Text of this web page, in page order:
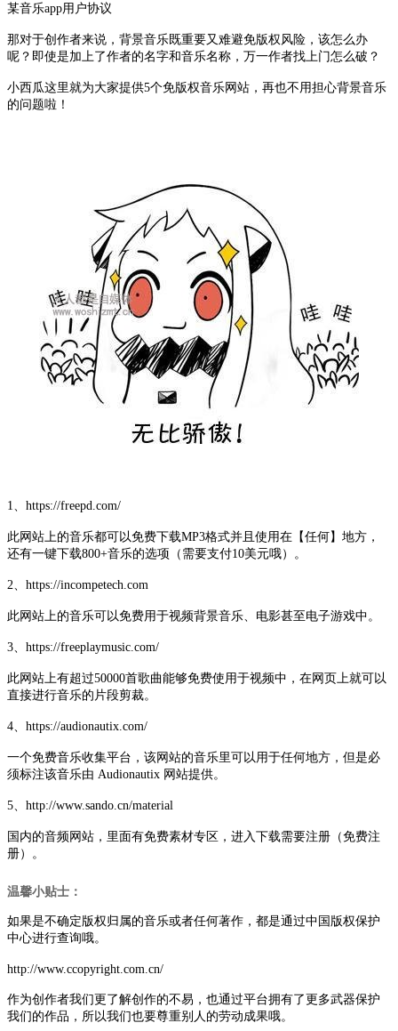
某音乐app用户协议
那对于创作者来说，背景音乐既重要又难避免版权风险，该怎么办
呢？即使是加上了作者的名字和音乐名称，万一作者找上门怎么破？
小西瓜这里就为大家提供5个免版权音乐网站，再也不用担心背景音乐
的问题啦！
1、https://freepd.com/
此网站上的音乐都可以免费下载MP3格式并且使用在【任何】地方，
还有一键下载800+音乐的选项（需要支付10美元哦）。
2、https://incompetech.com
此网站上的音乐可以免费用于视频背景音乐、电影甚至电子游戏中。
3、https://freeplaymusic.com/
此网站上有超过50000首歌曲能够免费使用于视频中，在网页上就可以
直接进行音乐的片段剪裁。
4、https://audionautix.com/
一个免费音乐收集平台，该网站的音乐里可以用于任何地方，但是必
须标注该音乐由 Audionautix 网站提供。
5、http://www.sando.cn/material
国内的音频网站，里面有免费素材专区，进入下载需要注册（免费注
册）。
温馨小贴士：
如果是不确定版权归属的音乐或者任何著作，都是通过中国版权保护
中心进行查询哦。
http://www.ccopyright.com.cn/
作为创作者我们更了解创作的不易，也通过平台拥有了更多武器保护
我们的作品，所以我们也要尊重别人的劳动成果哦。